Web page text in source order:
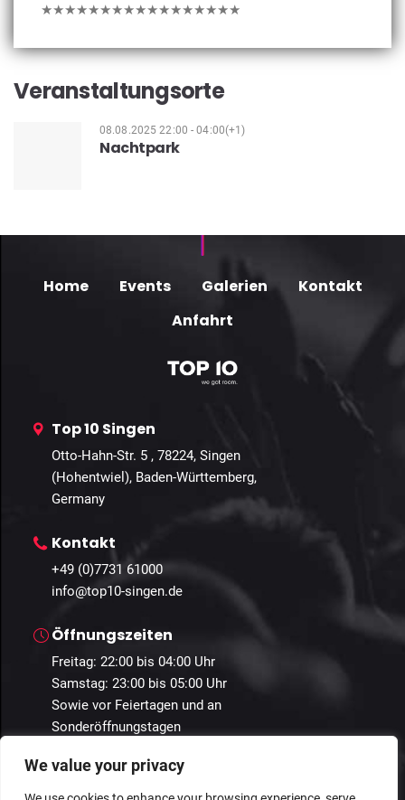
We value your privacy
★★★★★★★★★★★★★★★★★
Veranstaltungsorte
08.08.2025 22:00 - 04:00(+1)
Nachtpark
Home Events Galerien
Kontakt
Anfahrt
Top 10 Singen
Otto-Hahn-Str. 5 , 78224, Singen
(Hohentwiel), Baden-Württemberg,
Germany
Kontakt
+49 (0)7731 61000
info@top10-singen.de
Öffnungszeiten
Freitag: 22:00 bis 04:00 Uhr
Samstag: 23:00 bis 05:00 Uhr
Sowie vor Feiertagen und an
Sonderöffnungstagen